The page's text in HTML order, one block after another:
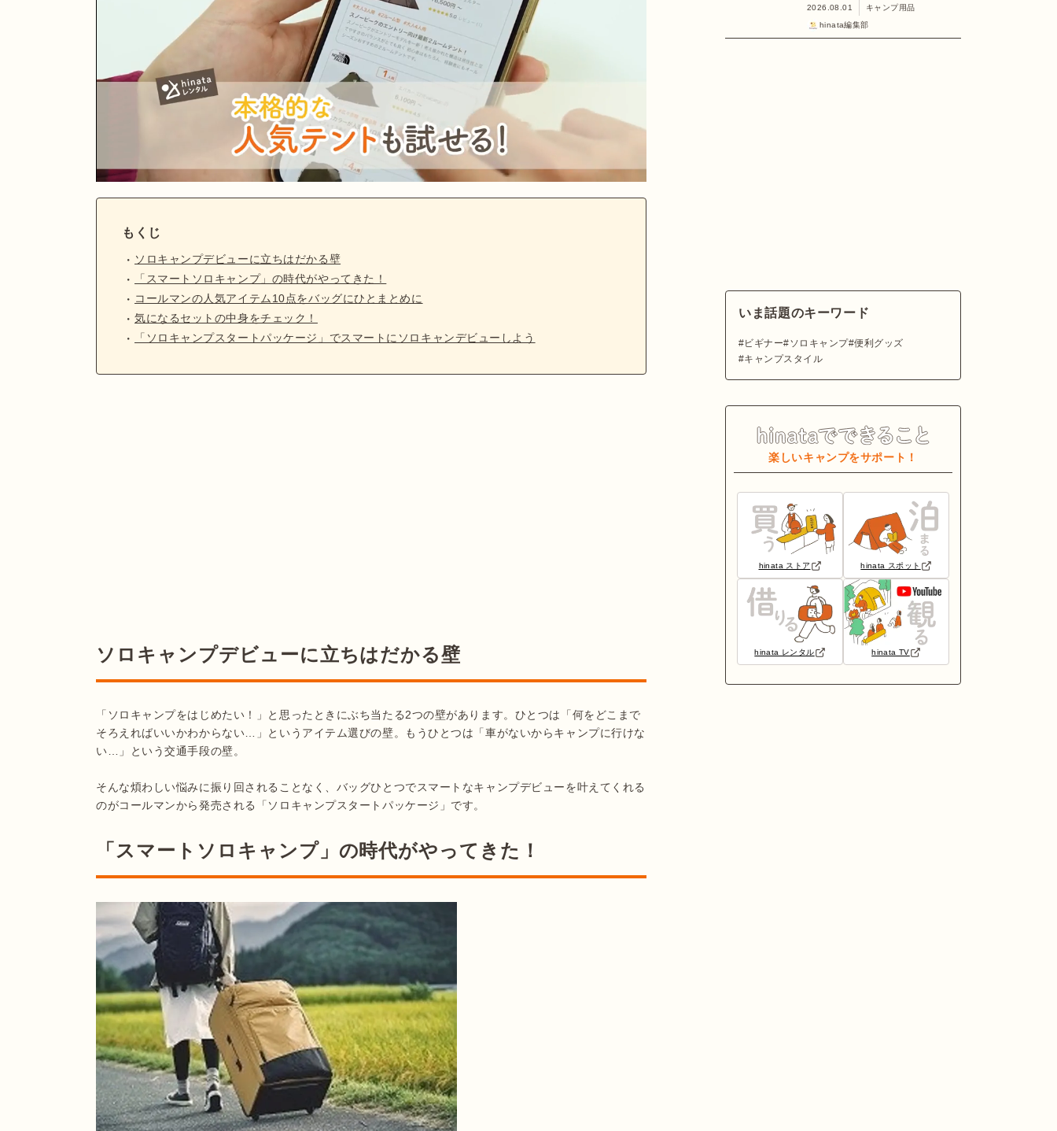
もくじ
ソロキャンプデビューに立ちはだかる壁
「スマートソロキャンプ」の時代がやってきた！
コールマンの人気アイテム10点をバッグにひとまとめに
気になるセットの中身をチェック！
「ソロキャンプスタートパッケージ」でスマートにソロキャンデビューしよう
ソロキャンプデビューに立ちはだかる壁
「ソロキャンプをはじめたい！」と思ったときにぶち当たる2つの壁があります。ひとつは「何をどこまで
そろえればいいかわからない…」というアイテム選びの壁。もうひとつは「車がないからキャンプに行けな
い…」という交通手段の壁。
そんな煩わしい悩みに振り回されることなく、バッグひとつでスマートなキャンプデビューを叶えてくれる
のがコールマンから発売される「ソロキャンプスタートパッケージ」です。
「スマートソロキャンプ」の時代がやってきた！
2026.08.01
キャンプ用品
hinata編集部
いま話題のキーワード
ビギナー ソロキャンプ 便利グッズ
キャンプスタイル
楽しいキャンプをサポート！
hinata ストア hinata スポット
hinata レンタル hinata TV